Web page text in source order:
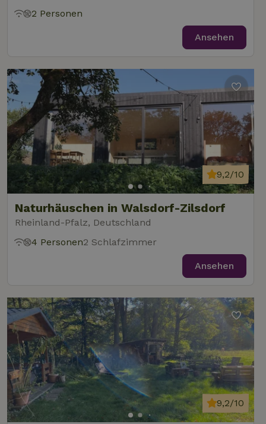
2 Personen
Ansehen
Naturhäuschen in Walsdorf-Zilsdorf
Rheinland-Pfalz, Deutschland
9,2/10
4 Personen2 Schlafzimmer
Ansehen
9,2/10